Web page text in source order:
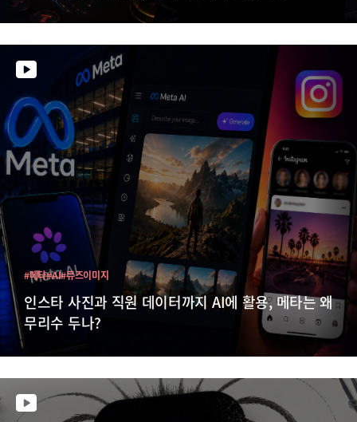
인스타 사진과 직원 데이터까지 AI에 활용, 메타는 왜
무리수 두나?
#메타#AI#뮤즈이미지